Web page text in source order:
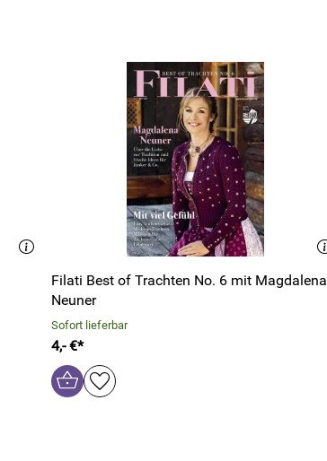
Filati Best of Trachten No. 6 mit Magdalena
Neuner
Sofort lieferbar
4,- €*